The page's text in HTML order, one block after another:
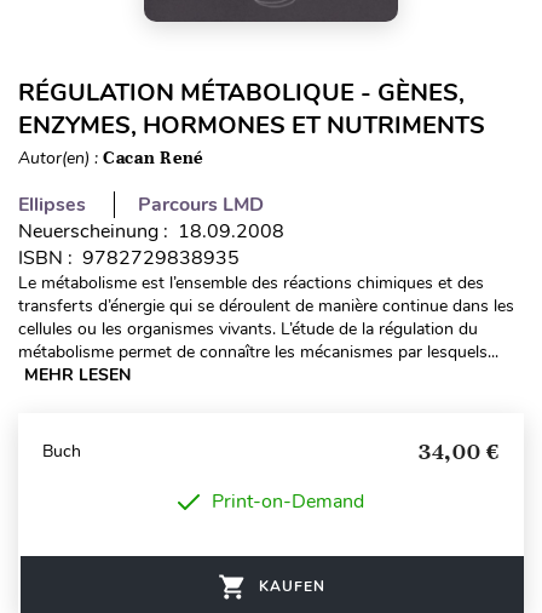
RÉGULATION MÉTABOLIQUE - GÈNES,
ENZYMES, HORMONES ET NUTRIMENTS
Autor(en) : Cacan René
Ellipses
Parcours LMD
Neuerscheinung : 18.09.2008
ISBN : 9782729838935
Le métabolisme est l’ensemble des réactions chimiques et des
transferts d’énergie qui se déroulent de manière continue dans les
cellules ou les organismes vivants. L’étude de la régulation du
métabolisme permet de connaître les mécanismes par lesquels...
MEHR LESEN
Buch 34,00 €
Print-on-Demand
KAUFEN